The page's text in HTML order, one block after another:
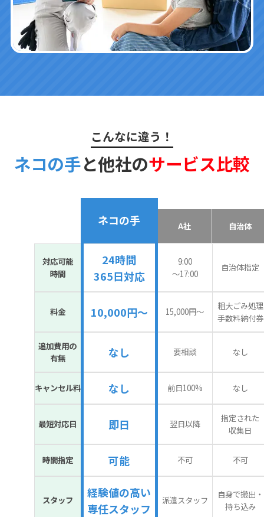
こんなに違う！
ネコの手と他社のサービス比較
ネコの手 A社 自治体
対応可能
時間
24時間
365日対応
9:00
〜17:00
自治体指定
料金 10,000円～ 15,000円〜
粗大ごみ処理
手数料納付券
追加費用の
有無
なし 要相談 なし
キャンセル料 なし 前日100% なし
最短対応日 即日 翌日以降
指定された
収集日
時間指定 可能 不可 不可
スタッフ
経験値の高い
専任スタッフ
派遣スタッフ
自身で搬出・
持ち込み